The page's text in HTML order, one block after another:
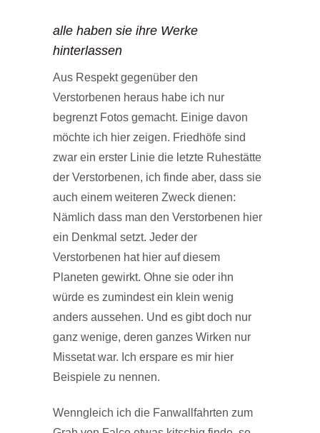
alle haben sie ihre Werke
hinterlassen
Aus Respekt gegenüber den
Verstorbenen heraus habe ich nur
begrenzt Fotos gemacht. Einige davon
möchte ich hier zeigen. Friedhöfe sind
zwar ein erster Linie die letzte Ruhestätte
der Verstorbenen, ich finde aber, dass sie
auch einem weiteren Zweck dienen:
Nämlich dass man den Verstorbenen hier
ein Denkmal setzt. Jeder der
Verstorbenen hat hier auf diesem
Planeten gewirkt. Ohne sie oder ihn
würde es zumindest ein klein wenig
anders aussehen. Und es gibt doch nur
ganz wenige, deren ganzes Wirken nur
Missetat war. Ich erspare es mir hier
Beispiele zu nennen.
Wenngleich ich die Fanwallfahrten zum